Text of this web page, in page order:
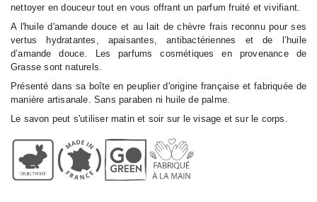
nettoyer en douceur tout en vous offrant un parfum fruité et vivifiant.
A l'huile d'amande douce et au lait de chèvre frais reconnu pour ses
vertus hydratantes, apaisantes, antibactériennes et de l’huile
d’amande douce. Les parfums cosmétiques en provenance de
Grasse sont naturels.
Présenté dans sa boîte en peuplier d'origine française et fabriquée de
manière artisanale. Sans paraben ni huile de palme.
Le savon peut s'utiliser matin et soir sur le visage et sur le corps.